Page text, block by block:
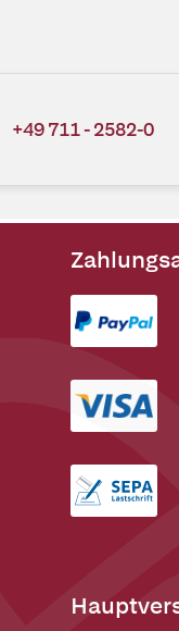
+49 711 - 2582-0